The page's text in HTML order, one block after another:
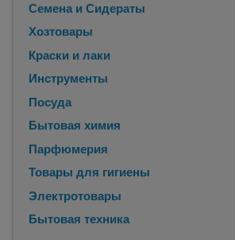
Семена и Сидераты
Хозтовары
Краски и лаки
Инструменты
Посуда
Бытовая химия
Парфюмерия
Товары для гигиены
Электротовары
Бытовая техника